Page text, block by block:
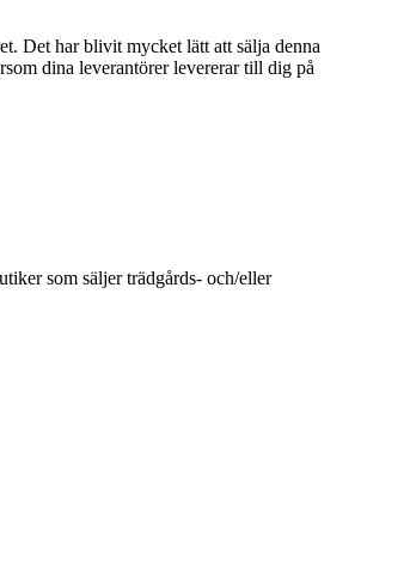
Det har blivit mycket lätt att sälja denna
dina leverantörer levererar till dig på
som säljer trädgårds- och/eller